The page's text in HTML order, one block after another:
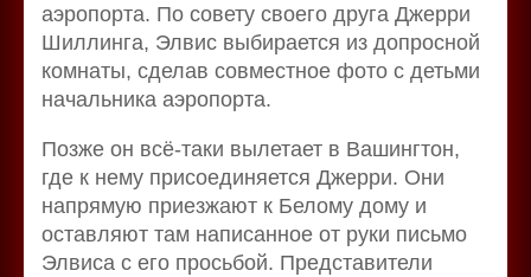
аэропорта. По совету своего друга Джерри
Шиллинга, Элвис выбирается из допросной
комнаты, сделав совместное фото с детьми
начальника аэропорта.
Позже он всё-таки вылетает в Вашингтон,
где к нему присоединяется Джерри. Они
напрямую приезжают к Белому дому и
оставляют там написанное от руки письмо
Элвиса с его просьбой. Представители